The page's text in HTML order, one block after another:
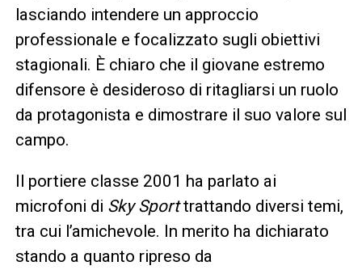
lasciando intendere un approccio
professionale e focalizzato sugli obiettivi
stagionali. È chiaro che il giovane estremo
difensore è desideroso di ritagliarsi un ruolo
da protagonista e dimostrare il suo valore sul
campo.
Il portiere classe 2001 ha parlato ai
microfoni di Sky Sporttrattando diversi temi,
tra cui l’amichevole. In merito ha dichiarato
stando a quanto ripreso da